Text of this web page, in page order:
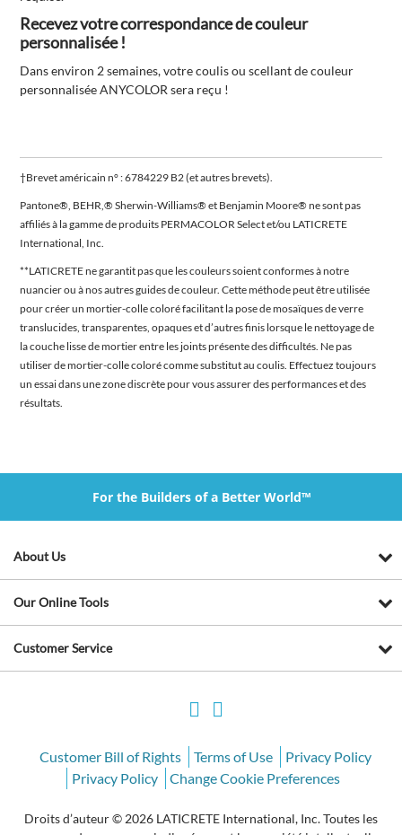
Recevez votre correspondance de couleur
personnalisée !
Dans environ 2 semaines, votre coulis ou scellant de couleur
personnalisée ANYCOLOR sera reçu !
†Brevet américain n° : 6784229 B2 (et autres brevets).
Pantone®, BEHR,® Sherwin-Williams® et Benjamin Moore® ne sont pas
affiliés à la gamme de produits PERMACOLOR Select et/ou LATICRETE
International, Inc.
**LATICRETE ne garantit pas que les couleurs soient conformes à notre
nuancier ou à nos autres guides de couleur. Cette méthode peut être utilisée
pour créer un mortier-colle coloré facilitant la pose de mosaïques de verre
translucides, transparentes, opaques et d’autres finis lorsque le nettoyage de
la couche lisse de mortier entre les joints présente des difficultés. Ne pas
utiliser de mortier-colle coloré comme substitut au coulis. Effectuez toujours
un essai dans une zone discrète pour vous assurer des performances et des
résultats.
For the Builders of a Better World™
About Us
Our Online Tools
Customer Service
Customer Bill of Rights Terms of Use
Privacy Policy
Privacy Policy
Change Cookie Preferences
Droits d’auteur © 2026 LATICRETE International, Inc. Toutes les